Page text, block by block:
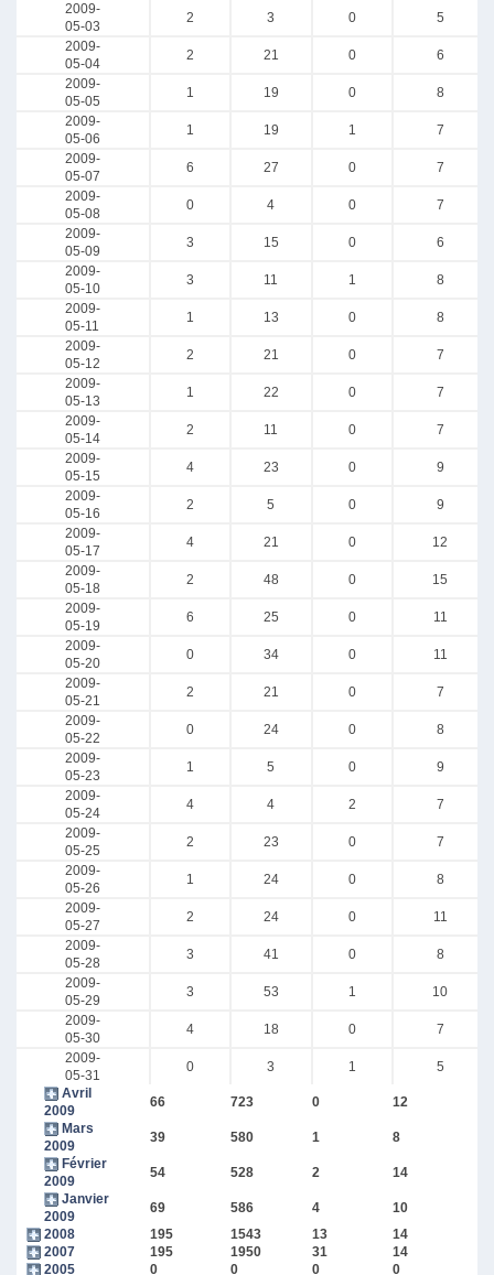
2009-
05-03
2 3 0
5
2009-
05-04
2 21 0
6
2009-
05-05
1 19 0
8
2009-
05-06
1 19 1
7
2009-
05-07
6 27 0
7
2009-
05-08
0 4 0
7
2009-
05-09
3 15 0
6
2009-
05-10
3 11 1
8
2009-
05-11
1 13 0
8
2009-
05-12
2 21 0
7
2009-
05-13
1 22 0
7
2009-
05-14
2 11 0
7
2009-
05-15
4 23 0
9
2009-
05-16
2 5 0
9
2009-
05-17
4 21 0
12
2009-
05-18
2 48 0
15
2009-
05-19
6 25 0
11
2009-
05-20
0 34 0
11
2009-
05-21
2 21 0
7
2009-
05-22
0 24 0
8
2009-
05-23
1 5 0
9
2009-
05-24
4 4 2
7
2009-
05-25
2 23 0
7
2009-
05-26
1 24 0
8
2009-
05-27
2 24 0
11
2009-
05-28
3 41 0
8
2009-
05-29
3 53 1
10
2009-
05-30
4 18 0
7
2009-
05-31
0 3 1
5
Avril
2009
66 723 0 12
Mars
2009
39 580 1 8
Février
2009
54 528 2 14
Janvier
2009
69 586 4 10
2008
195 1543 13 14
2007
195 1950 31 14
2005
0 0 0 0